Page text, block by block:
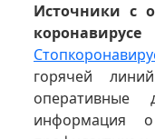
Источники с
коронавирусе
горячей
оперативные
информация